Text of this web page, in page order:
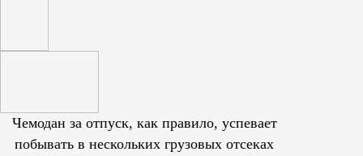
Чемодан за отпуск, как правило, успевает
побывать в нескольких грузовых отсеках